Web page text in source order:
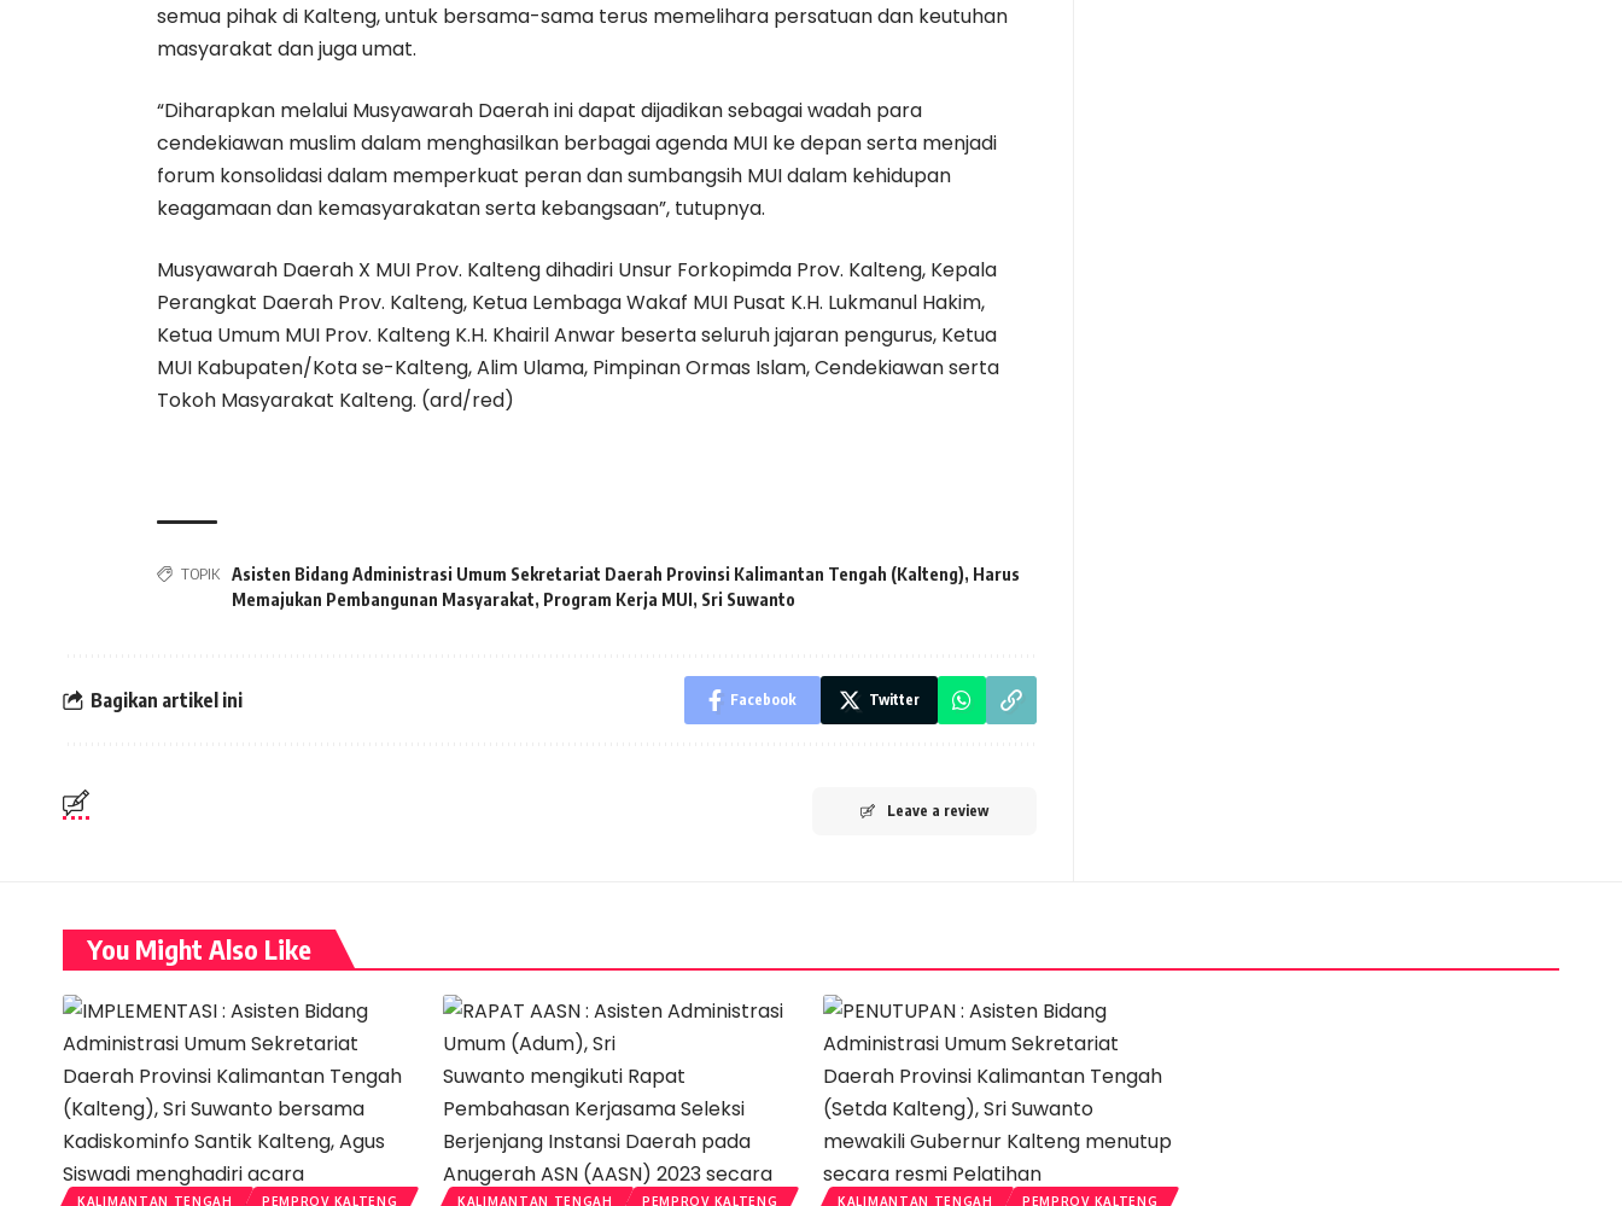
semua pihak di Kalteng, untuk bersama-sama terus memelihara persatuan dan keutuhan
masyarakat dan juga umat.
“Diharapkan melalui Musyawarah Daerah ini dapat dijadikan sebagai wadah para
cendekiawan muslim dalam menghasilkan berbagai agenda MUI ke depan serta menjadi
forum konsolidasi dalam memperkuat peran dan sumbangsih MUI dalam kehidupan
keagamaan dan kemasyarakatan serta kebangsaan”, tutupnya.
Musyawarah Daerah X MUI Prov. Kalteng dihadiri Unsur Forkopimda Prov. Kalteng, Kepala
Perangkat Daerah Prov. Kalteng, Ketua Lembaga Wakaf MUI Pusat K.H. Lukmanul Hakim,
Ketua Umum MUI Prov. Kalteng K.H. Khairil Anwar beserta seluruh jajaran pengurus, Ketua
MUI Kabupaten/Kota se-Kalteng, Alim Ulama, Pimpinan Ormas Islam, Cendekiawan serta
Tokoh Masyarakat Kalteng. (ard/red)
TOPIK Asisten Bidang Administrasi Umum Sekretariat Daerah Provinsi Kalimantan Tengah (Kalteng), Harus
Memajukan Pembangunan Masyarakat, Program Kerja MUI , Sri Suwanto
Bagikan artikel ini Facebook Twitter
Leave a review
You Might Also Like
KALIMANTAN TENGAH PEMPROV KALTENG KALIMANTAN TENGAH PEMPROV KALTENG KALIMANTAN TENGAH PEMPROV KALTENG